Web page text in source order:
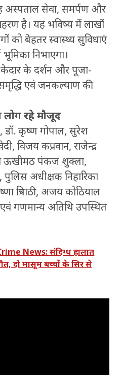
अस्पताल सेवा, समर्पण और
है। यह भविष्य में लाखों
को बेहतर स्वास्थ्य सुविधाएं
निभाएगा।
केदार के दर्शन और पूजा-
एवं जनकल्याण की
लोग रहे मौजूद
कृष्ण गोपाल, सुरेश
विजय कप्रवान, राजेन्द्र
ऊखीमठ पंकज शुक्ला,
पुलिस अधीक्षक निहारिका
त्रिपाठी, अजय कोठियाल
गणमान्य अतिथि उपस्थित
News: संदिग्ध हालात
दो मासूम बच्चों के सिर से